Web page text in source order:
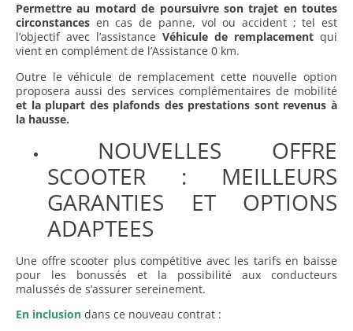
Permettre au motard de poursuivre son trajet en toutes
circonstances en cas de panne, vol ou accident ; tel est
l’objectif avec l’assistance Véhicule de remplacement qui
vient en complément de l’Assistance 0 km.
Outre le véhicule de remplacement cette nouvelle option
proposera aussi des services complémentaires de mobilité
et la plupart des plafonds des prestations sont revenus à
la hausse.
NOUVELLES OFFRE
SCOOTER : MEILLEURS
GARANTIES ET OPTIONS
ADAPTEES
Une offre scooter plus compétitive avec les tarifs en baisse
pour les bonussés et la possibilité aux conducteurs
malussés de s’assurer sereinement.
En inclusion dans ce nouveau contrat :